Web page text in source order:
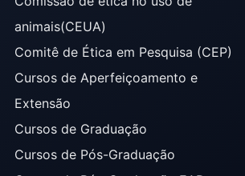
animais(CEUA)
Comitê de Ética em Pesquisa (CEP)
Cursos de Aperfeiçoamento e
Extensão
Cursos de Graduação
Cursos de Pós-Graduação